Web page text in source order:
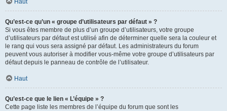
Haut
Qu’est-ce qu’un « groupe d’utilisateurs par défaut » ?
Si vous êtes membre de plus d’un groupe d’utilisateurs, votre groupe
d’utilisateurs par défaut est utilisé afin de déterminer quelle sera la couleur et
le rang qui vous sera assigné par défaut. Les administrateurs du forum
peuvent vous autoriser à modifier vous-même votre groupe d’utilisateurs par
défaut depuis le panneau de contrôle de l’utilisateur.
Haut
Qu’est-ce que le lien « L’équipe » ?
Cette page liste les membres de l’équipe du forum que sont les